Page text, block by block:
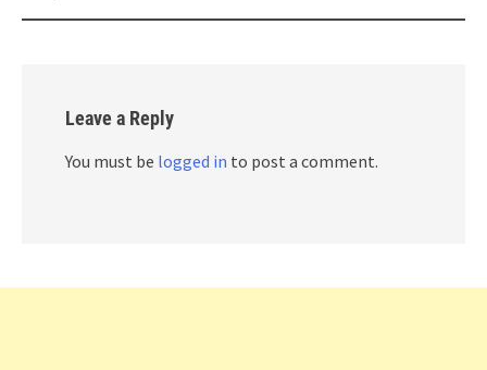
Leave a Reply
You must be logged in to post a comment.